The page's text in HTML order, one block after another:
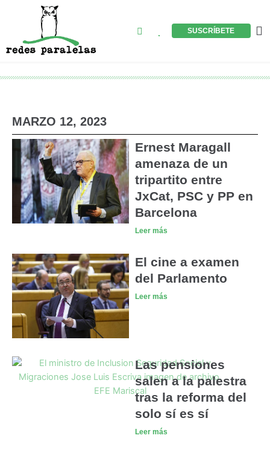
BuscarSUSCRÍBETE
MARZO 12, 2023
Ernest Maragall
amenaza de un
tripartito entre
JxCat, PSC y PP en
Barcelona
Leer más
El cine a examen
del Parlamento
Leer más
Las pensiones
salen a la palestra
tras la reforma del
solo sí es sí
Leer más